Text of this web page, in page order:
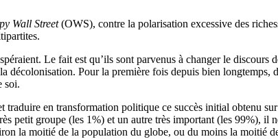
Wall Street(OWS), contre la polarisation excessive des
Le fait est qu’ils sont parvenus à changer le
décolonisation. Pour la première fois depuis bien longtemps,
soi.
en transformation politique ce succès initial obtenu
petit groupe (les 1%) et un autre très important (les 99%), il
la moitié de la population du globe, ou du moins la moitié